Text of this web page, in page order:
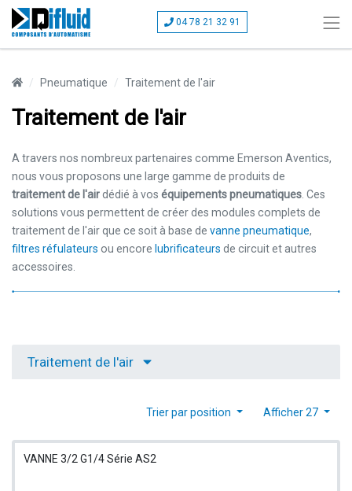
04 78 21 32 91
Pneumatique Traitement de l'air
Traitement de l'air
A travers nos nombreux partenaires comme Emerson Aventics,
nous vous proposons une large gamme de produits de
traitement de l'airdédié à vos équipements pneumatiques . Ces
solutions vous permettent de créer des modules complets de
traitement de l'air que ce soit à base de vanne pneumatique,
filtres réfulateurs ou encore lubrificateurs de circuit et autres
accessoires.
Traitement de l'air
Afficher 27
Trier par position
VANNE 3/2 G1/4 Série AS2